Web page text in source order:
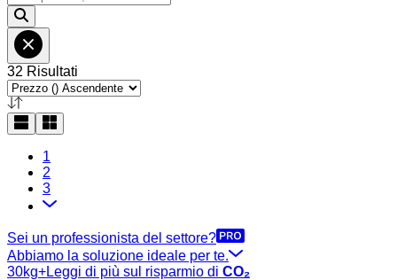
32 Risultati
1
2
3
Sei un professionista del settore?
Abbiamo la soluzione ideale per te.
30kg+Leggi di più sul risparmio di CO₂